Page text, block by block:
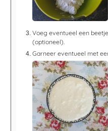
Voeg eventueel een
(optioneel).
Garneer eventueel met